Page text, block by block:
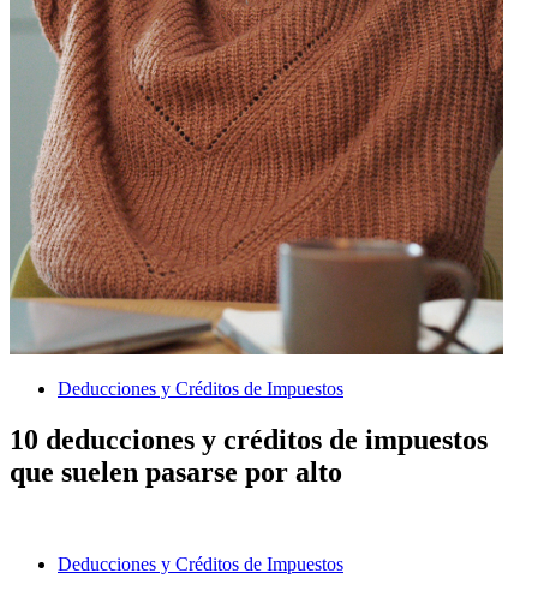
Deducciones y Créditos de Impuestos
10 deducciones y créditos de impuestos
que suelen pasarse por alto
Deducciones y Créditos de Impuestos